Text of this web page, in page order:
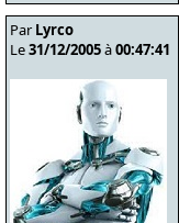
Par Lyrco
Le31/12/2005à00:47:41